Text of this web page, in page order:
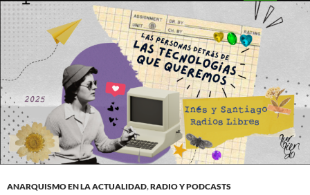
MENÚ
AL
CONTENIDO
ANARQUISMO EN LA ACTUALIDAD,RADIO Y PODCASTS